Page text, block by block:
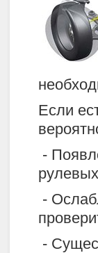
Если
-
-
-